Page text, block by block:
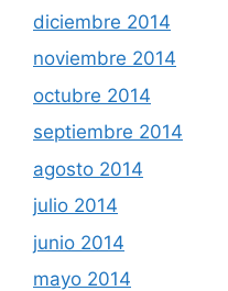
diciembre 2014
noviembre 2014
octubre 2014
septiembre 2014
agosto 2014
julio 2014
junio 2014
mayo 2014